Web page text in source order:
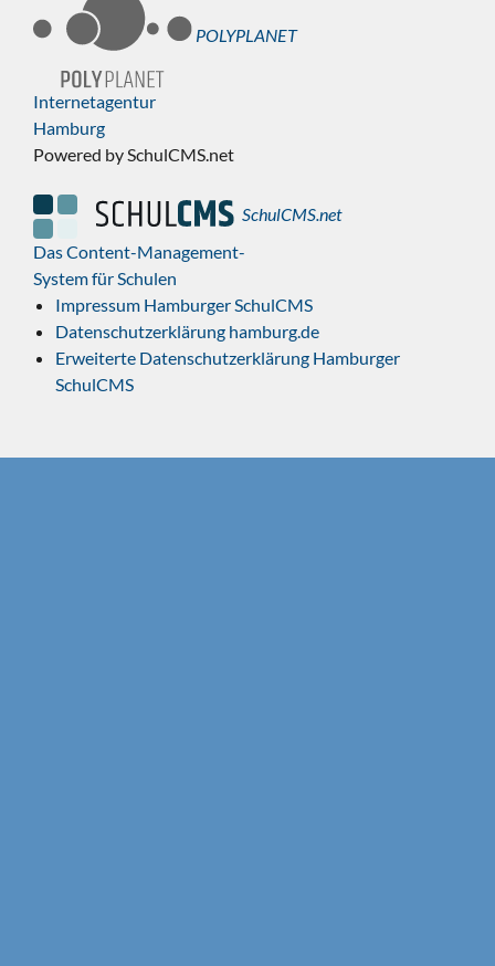
POLYPLANET
Internetagentur
Hamburg
Powered by SchulCMS.net
SchulCMS.net
Das Content-Management-
System für Schulen
Impressum Hamburger SchulCMS
Datenschutzerklärung hamburg.de
Erweiterte Datenschutzerklärung Hamburger
SchulCMS